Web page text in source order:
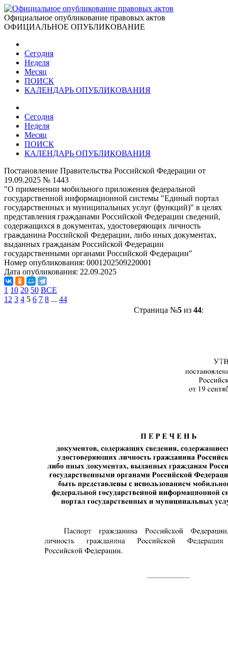
Официальное опубликование правовых актов
ОФИЦИАЛЬНОЕ ОПУБЛИКОВАНИЕ
Сегодня
Неделя
Месяц
ПОИСК
КАЛЕНДАРЬ ОПУБЛИКОВАНИЯ
Сегодня
Неделя
Месяц
ПОИСК
КАЛЕНДАРЬ ОПУБЛИКОВАНИЯ
Постановление Правительства Российской Федерации от
19.09.2025 № 1443
"О применении мобильного приложения федеральной
государственной информационной системы "Единый портал
государственных и муниципальных услуг (функций)" в целях
представления гражданами Российской Федерации сведений,
содержащихся в документах, удостоверяющих личность
гражданина Российской Федерации, либо иных документах,
выданных гражданам Российской Федерации
государственными органами Российской Федерации"
Номер опубликования: 0001202509220001
Дата опубликования: 22.09.2025
1 10 20 50 ВСЕ
1 2 3 4 5 6 7 8 ... 44
Страница №5из 44: